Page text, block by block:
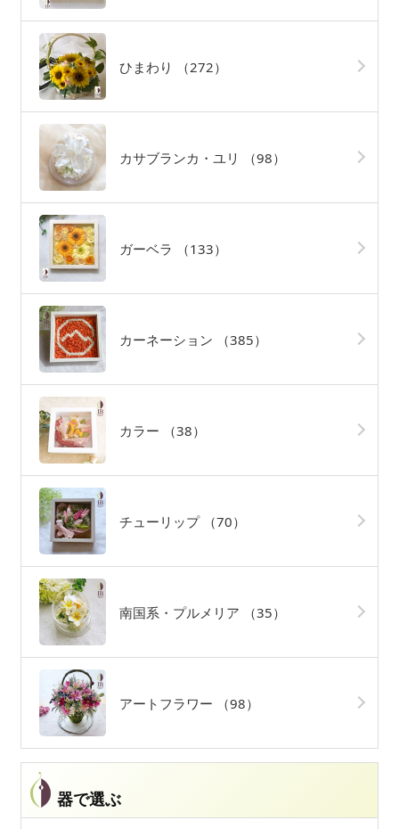
ひまわり （272）
カサブランカ・ユリ （98）
ガーベラ （133）
カーネーション （385）
カラー （38）
チューリップ （70）
南国系・プルメリア （35）
アートフラワー （98）
器で選ぶ